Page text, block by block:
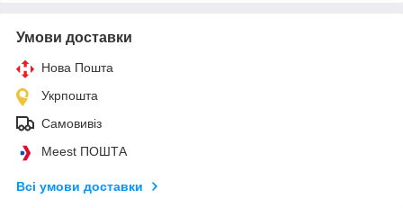
Умови доставки
Нова Пошта
Укрпошта
Самовивіз
Meest ПОШТА
Всі умови доставки